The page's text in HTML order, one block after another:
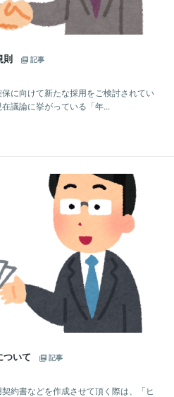
則
記事
に向けて新たな採用をご検討されてい
議論に挙がっている「年...
ついて
記事
約書などを作成させて頂く際は、「ヒ